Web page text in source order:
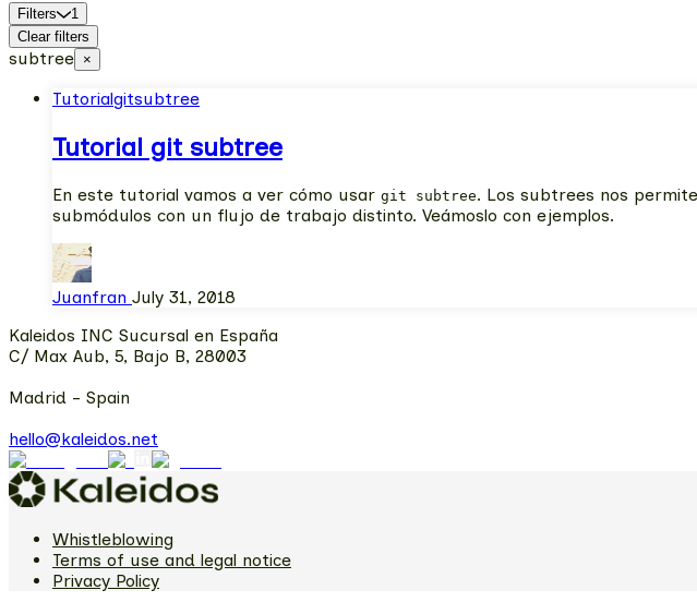
Filters
1
Clear filters
subtree ×
Tutorialgitsubtree
Tutorial git subtree
En este tutorial vamos a ver cómo usar git subtree. Los subtrees nos
submódulos con un flujo de trabajo distinto. Veámoslo con ejemplos.
Juanfran July 31, 2018
Kaleidos INC Sucursal en España
C/ Max Aub, 5, Bajo B, 28003
Madrid - Spain
hello@kaleidos.net
Whistleblowing
Terms of use and legal notice
Privacy Policy